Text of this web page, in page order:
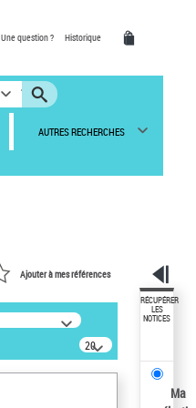
Une question ? Historique
AUTRES RECHERCHES
Ajouter à mes références
20
résultats/page
RÉCUPÉRER
LES
NOTICES
Ma